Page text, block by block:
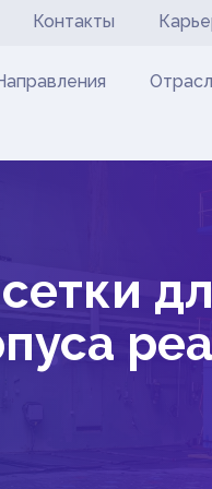
Контакты
ИНФОЦЕНТР
ЭКСПРЕСС